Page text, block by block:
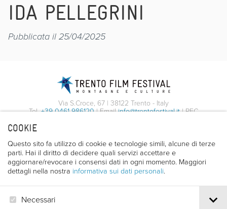
COOKIE
Questo sito fa utilizzo di cookie e tecnologie simili, alcune di terze
parti. Hai il diritto di decidere quali servizi accettare e
aggiornare/revocare i consensi dati in ogni momento. Maggiori
dettagli nella nostra informativa sui dati personali.
Necessari
IDA PELLEGRINI
Pubblicata il 25/04/2025
Via S.Croce, 67 | 38122 Trento - Italy
Tel.+39 0461 986120| Emailinfo@trentofestival.it| PEC